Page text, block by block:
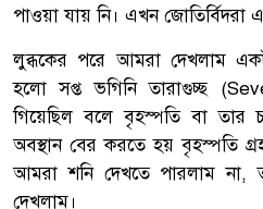
পাওয়া যায় নি। এখন জোতির্বিদরা
লুব্ধকের পরে আমরা দেখলাম
হলো সপ্ত ভগিনি তারাগুচ্ছ
গিয়েছিল বলে বৃহস্পতি বা তার
অবস্থান বের করতে হয় বৃহস্পতি
আমরা শনি দেখতে পারলাম
দেখলাম।